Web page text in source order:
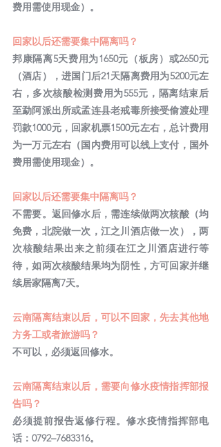
费用需使用现金）。
回家以后还需要集中隔离吗？
邦康隔离5天费用为1650元（板房）或2650元
（酒店），进国门后21天隔离费用为5200元左
右，多次核酸检测费用为555元，隔离结束后
至勐阿派出所或孟连县老戒毒所接受偷渡处理
罚款1000元，回家机票1500元左右，总计费用
为一万元左右（国内费用可以线上支付，国外
费用需使用现金）。
回家以后还需要集中隔离吗？
不需要。返回修水后，需连续做两次核酸（均
免费，北院做一次，江之川酒店做一次），两
次核酸结果出来之前须在江之川酒店进行等
待，如两次核酸结果均为阴性，方可回家并继
续居家隔离7天。
云南隔离结束以后，可以不回家，先去其他地
方务工或者旅游吗？
不可以，必须返回修水。
云南隔离结束以后，需要向修水疫情指挥部报
告吗？
必须提前报告返修行程。修水疫情指挥部电
话：0792–7683316。